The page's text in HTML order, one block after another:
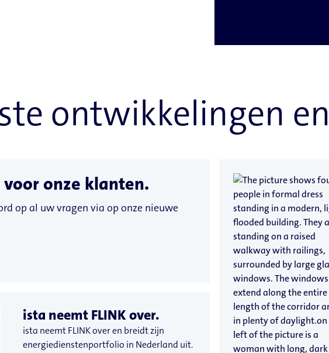
ontwikkelingen
onze klanten.
op al uw vragen via op onze nieuwe
ista neemt FLINK over.
ista neemt FLINK over en breidt zijn
energiedienstenportfolio in Nederland uit.